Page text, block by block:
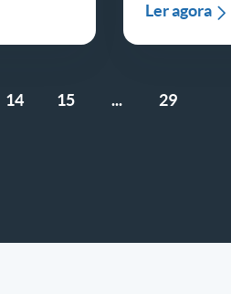
Ler agora
14 15 ... 29